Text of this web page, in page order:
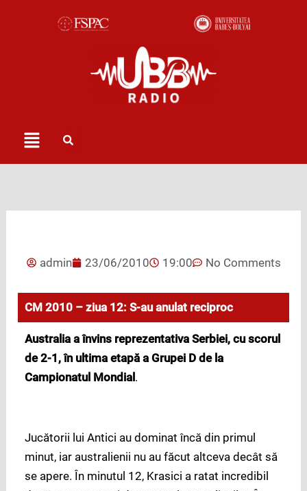
Menu
admin 23/06/2010 19:00 No Comments
CM 2010 – ziua 12: S-au anulat reciproc
Australia a învins reprezentativa Serbiei, cu scorul
de 2-1, în ultima etapă a Grupei D de la
Campionatul Mondial .
Jucătorii lui Antici au dominat încă din primul
minut, iar australienii nu au făcut altceva decât să
se apere. În minutul 12, Krasici a ratat incredibil